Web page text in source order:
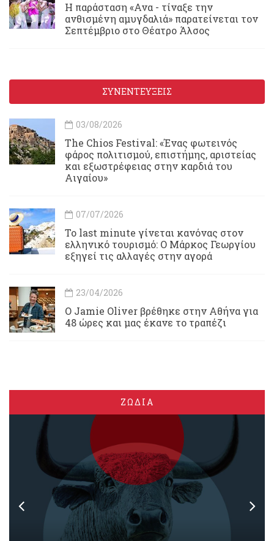
Η παράσταση «Ανα - τίναξε την
ανθισμένη αμυγδαλιά» παρατείνεται τον
Σεπτέμβριο στο Θέατρο Άλσος
ΣΥΝΕΝΤΕΥΞΕΙΣ
03/08/2026
Τhe Chios Festival: «Ένας φωτεινός
φάρος πολιτισμού, επιστήμης, αριστείας
και εξωστρέφειας στην καρδιά του
Αιγαίου»
07/07/2026
Το last minute γίνεται κανόνας στον
ελληνικό τουρισμό: Ο Μάρκος Γεωργίου
εξηγεί τις αλλαγές στην αγορά
23/04/2026
Ο Jamie Oliver βρέθηκε στην Αθήνα για
48 ώρες και μας έκανε το τραπέζι
ΖΩΔΙΑ